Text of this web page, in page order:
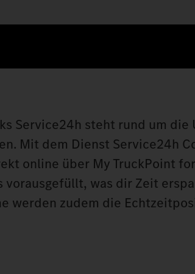
Service24h steht rund um die
Mit dem Dienst Service24h
online über My TruckPoint
was dir Zeit
werden zudem die